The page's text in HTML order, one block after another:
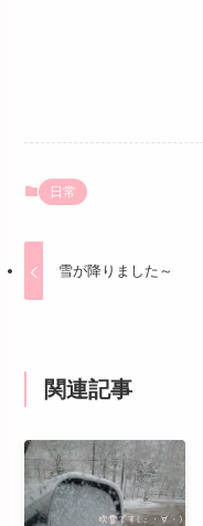
日常
雪が降りました～
関連記事